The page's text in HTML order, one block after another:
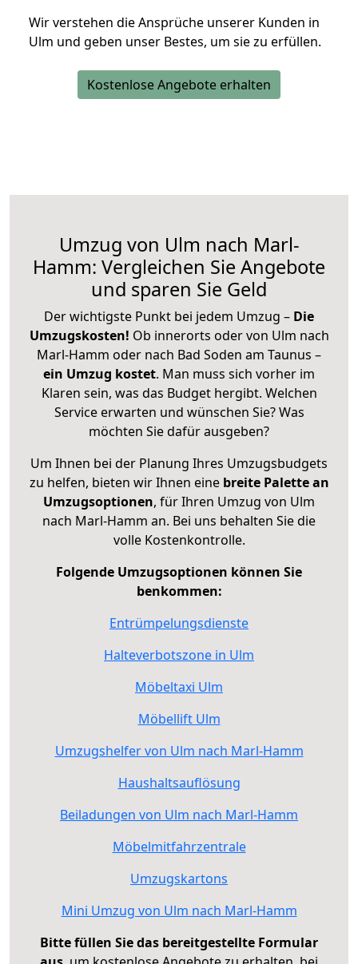
Wir verstehen die Ansprüche unserer Kunden in
Ulm und geben unser Bestes, um sie zu erfüllen.
Kostenlose Angebote erhalten
Umzug von Ulm nach Marl-
Hamm: Vergleichen Sie Angebote
und sparen Sie Geld
Der wichtigste Punkt bei jedem Umzug – Die
Umzugskosten! Ob innerorts oder von Ulm nach
Marl-Hamm oder nach Bad Soden am Taunus –
ein Umzug kostet. Man muss sich vorher im
Klaren sein, was das Budget hergibt. Welchen
Service erwarten und wünschen Sie? Was
möchten Sie dafür ausgeben?
Um Ihnen bei der Planung Ihres Umzugsbudgets
zu helfen, bieten wir Ihnen eine breite Palette an
Umzugsoptionen, für Ihren Umzug von Ulm
nach Marl-Hamm an. Bei uns behalten Sie die
volle Kostenkontrolle.
Folgende Umzugsoptionen können Sie
benkommen:
Entrümpelungsdienste
Halteverbotszone in Ulm
Möbeltaxi Ulm
Möbellift Ulm
Umzugshelfer von Ulm nach Marl-Hamm
Haushaltsauflösung
Beiladungen von Ulm nach Marl-Hamm
Möbelmitfahrzentrale
Umzugskartons
Mini Umzug von Ulm nach Marl-Hamm
Bitte füllen Sie das bereitgestellte Formular